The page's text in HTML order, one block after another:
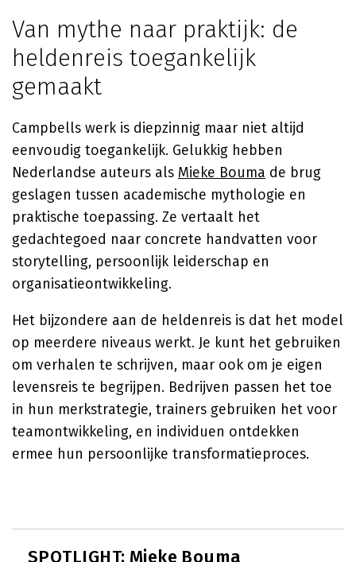
Van mythe naar praktijk: de
heldenreis toegankelijk
gemaakt
Campbells werk is diepzinnig maar niet altijd
eenvoudig toegankelijk. Gelukkig hebben
Nederlandse auteurs als Mieke Bouma de brug
geslagen tussen academische mythologie en
praktische toepassing. Ze vertaalt het
gedachtegoed naar concrete handvatten voor
storytelling, persoonlijk leiderschap en
organisatieontwikkeling.
Het bijzondere aan de heldenreis is dat het model
op meerdere niveaus werkt. Je kunt het gebruiken
om verhalen te schrijven, maar ook om je eigen
levensreis te begrijpen. Bedrijven passen het toe
in hun merkstrategie, trainers gebruiken het voor
teamontwikkeling, en individuen ontdekken
ermee hun persoonlijke transformatieproces.
SPOTLIGHT: Mieke Bouma